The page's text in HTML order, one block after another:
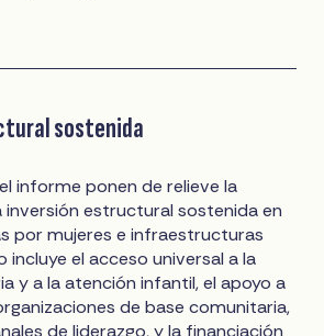
sostenida
informe ponen de relieve la
inversión estructural sostenida en
por mujeres e infraestructuras
incluye el acceso universal a la
y a la atención infantil, el apoyo a
de base comunitaria,
de liderazgo, y la financiación